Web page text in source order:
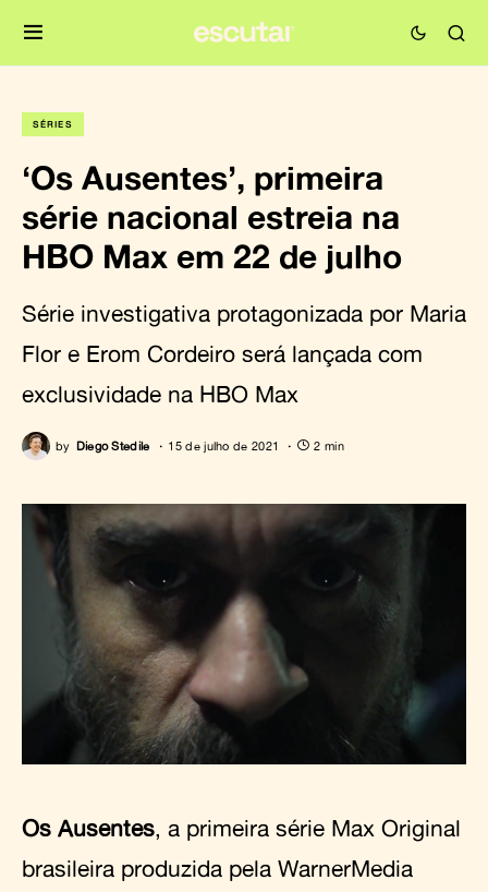
SÉRIES
‘Os Ausentes’, primeira
série nacional estreia na
HBO Max em 22 de julho
Série investigativa protagonizada por Maria
Flor e Erom Cordeiro será lançada com
exclusividade na HBO Max
by Diego Stedile 15 de julho de 2021 2 min
Os Ausentes, a primeira série Max Original
brasileira produzida pela WarnerMedia